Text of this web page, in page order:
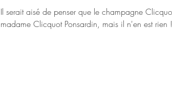
Il serait aisé de penser que le champagne Clicquot est né avec
madame Clicquot Ponsardin, mais il n'en est rien !